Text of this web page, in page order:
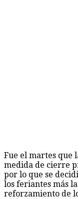
Fue el martes que
medida de cierre
por lo que se
los feriantes más
reforzamiento de